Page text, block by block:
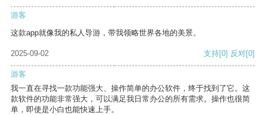
游客
这款app就像我的私人导游，带我领略世界各地的美景。
2025-09-02 支持[0] 反对[0]
游客
我一直在寻找一款功能强大、操作简单的办公软件，终于找到了它。这
款软件的功能非常强大，可以满足我日常办公的所有需求。操作也很简
单，即使是小白也能快速上手。